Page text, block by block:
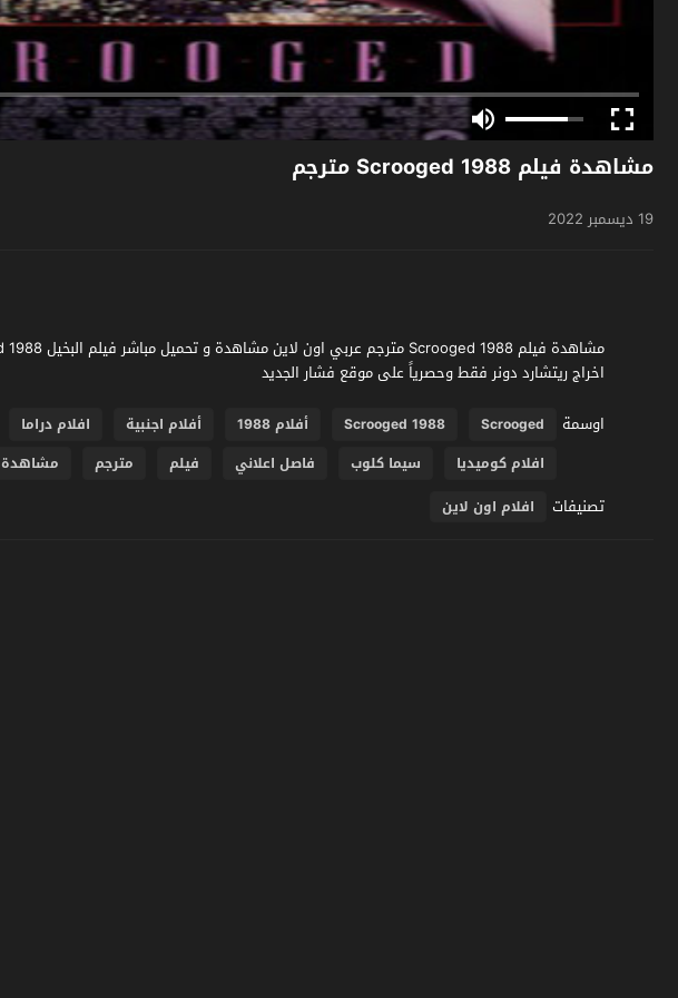
مشاهدة فيلم Scrooged 1988 مترجم
19 ديسمبر 2022
اخراج ريتشارد دونر فقط وحصرياً على موقع فشار الجديد
اوسمة
Scrooged
Scrooged 1988 أفلام 1988 أفلام اجنبية افلام دراما
افلام كوميديا
سيما كلوب فاصل اعلاني فيلم مترجم مشاهدة
تصنيفات افلام اون لاين